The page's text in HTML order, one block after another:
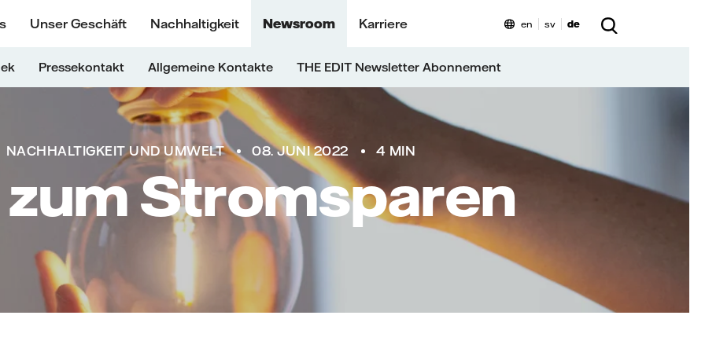
Unser Geschäft Nachhaltigkeit Newsroom Karriere
Pressekontakt Allgemeine Kontakte THE EDIT Newsletter Abonnement
en sv de
NACHHALTIGKEIT UND UMWELT 08. JUNI 2022 4 MIN
Stromsparen